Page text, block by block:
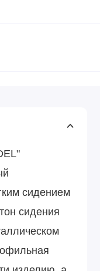
сидением
сидения